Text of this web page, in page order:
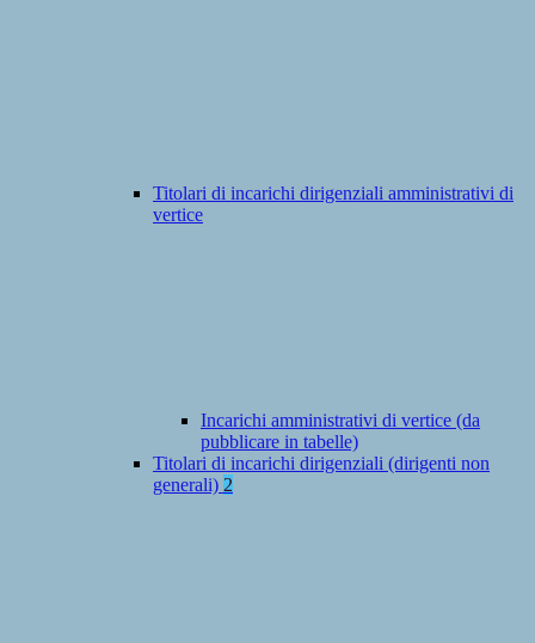
Titolari di incarichi dirigenziali amministrativi di
vertice
Incarichi amministrativi di vertice (da
pubblicare in tabelle)
Titolari di incarichi dirigenziali (dirigenti non
generali) 2